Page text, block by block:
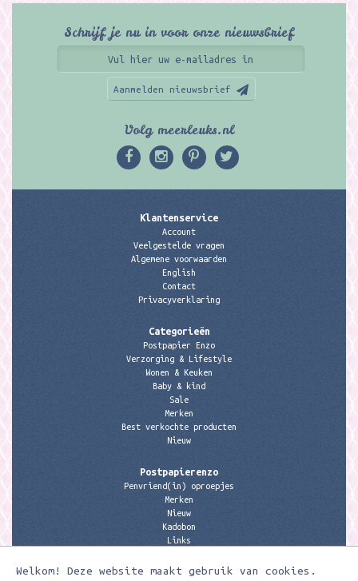
Welkom! Deze website maakt gebruik van cookies.
Schrijf je nu in voor onze nieuwsbrief
Aanmelden nieuwsbrief
Volg meerleuks.nl
Klantenservice
Account
Veelgestelde vragen
Algemene voorwaarden
English
Contact
Privacyverklaring
Categorieën
Postpapier Enzo
Verzorging & Lifestyle
Wonen & Keuken
Baby & kind
Sale
Merken
Best verkochte producten
Nieuw
Postpapierenzo
Penvriend(in) oproepjes
Merken
Nieuw
Kadobon
Links
Contactgegevens